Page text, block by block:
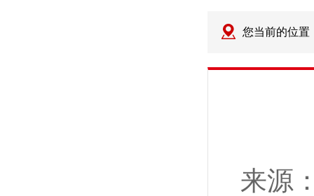
您当前的位置
来源